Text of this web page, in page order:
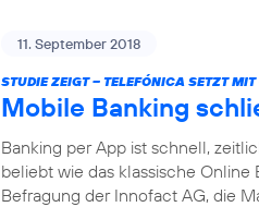
11. September 2018
STUDIE ZEIGT – TELEFÓNICA SETZT MIT
Mobile Banking
Banking per App ist schnell,
beliebt wie das klassische Online
Befragung der Innofact AG, die